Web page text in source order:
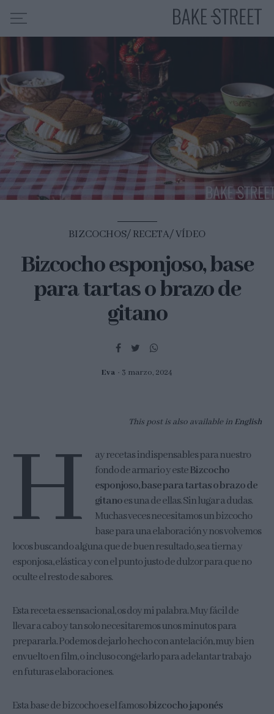
HOME
INDICE DE RECETAS
COLABORO CON
SOBRE MÍ
MIS CURSOS
CONTACTO
ES EN
BIZCOCHOS RECETA VÍDEO
Bizcocho esponjoso, base
para tartas o brazo de
gitano
Eva 3 marzo, 2024
This post is also available in English
H
ay recetas indispensables para nuestro
fondo de armario y esteBizcocho
esponjoso, base para tartas o brazo de
gitanoes una de ellas. Sin lugar a dudas.
Muchas veces necesitamos un bizcocho
base para una elaboración y nos volvemos
locos buscando alguna que de buen resultado, sea tierna y
esponjosa, elástica y con el punto justo de dulzor para que no
oculte el resto de sabores.
Esta receta es sensacional, os doy mi palabra. Muy fácil de
llevar a cabo y tan solo necesitaremos unos minutos para
prepararla. Podemos dejarlo hecho con antelación, muy bien
envuelto en film, o incluso congelarlo para adelantar trabajo
en futuras elaboraciones.
Esta base de bizcocho es el famosobizcocho japonés